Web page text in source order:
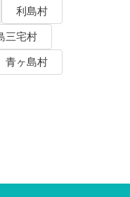
利島村
三宅村
青ヶ島村